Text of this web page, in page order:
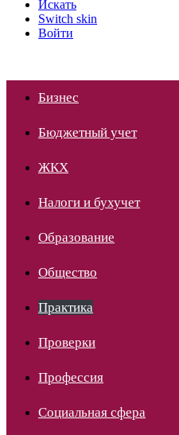
Искать
Switch skin
Войти
Бизнес
Бюджетный учет
ЖКХ
Налоги и бухучет
Образование
Общество
Практика
Проверки
Профессия
Социальная сфера